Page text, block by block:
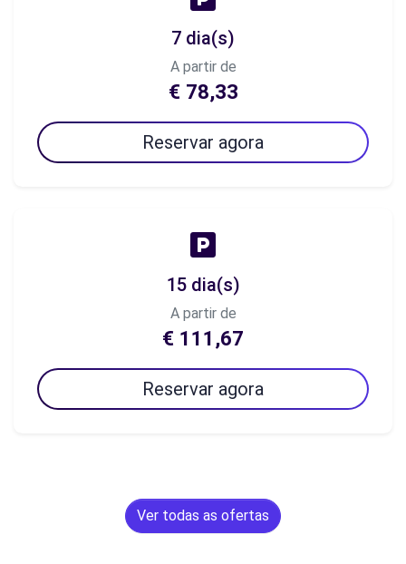
7 dia(s)
A partir de
€ 78,33
Reservar agora
15 dia(s)
A partir de
€ 111,67
Reservar agora
Ver todas as ofertas